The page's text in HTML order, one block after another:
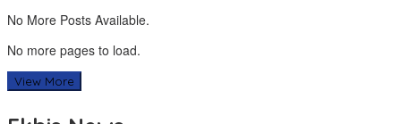
No More Posts Available.
No more pages to load.
View More